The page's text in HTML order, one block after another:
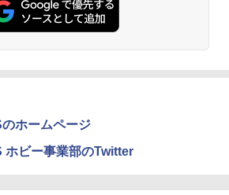
ホームページ
ビー事業部のTwitter